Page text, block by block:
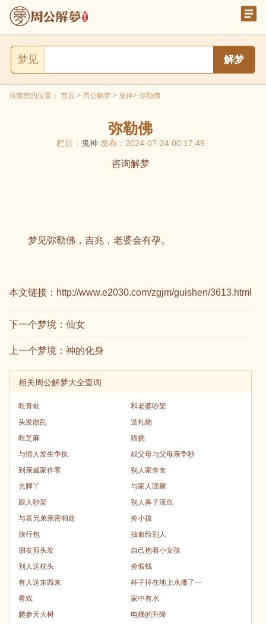
梦见
当前您的位置： 首页 > 周公解梦 > 鬼神> 弥勒佛
弥勒佛
栏目： 鬼神 发布：2024-07-24 00:17:49
咨询解梦
梦见弥勒佛，吉兆，老婆会有孕。
本文链接： http://www.e2030.com/zgjm/guishen/3613.html
下一个梦境： 仙女
上一个梦境： 神的化身
相关周公解梦大全查询
吃青蛙
和老婆吵架
头发散乱
送礼物
吃芝麻
猫挠
与情人发生争执
叔父母与父母亲争吵
到亲戚家作客
别人家奔丧
光脚丫
与家人团聚
跟人吵架
别人鼻子流血
与表兄弟亲密相处
捡小孩
旅行包
抽血给别人
朋友剪头发
自己抱着小女孩
别人送枕头
捡假钱
有人送东西来
杯子掉在地上水撒了一
看戏
家中有水
爬参天大树
电梯的升降